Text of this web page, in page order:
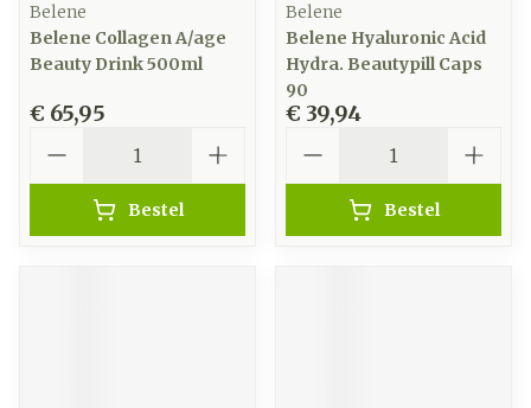
Belene
Belene Collagen A/age
Beauty Drink 500ml
€ 65,95
Bestel
Belene
Belene Hyaluronic Acid
Hydra. Beautypill Caps
90
€ 39,94
Bestel